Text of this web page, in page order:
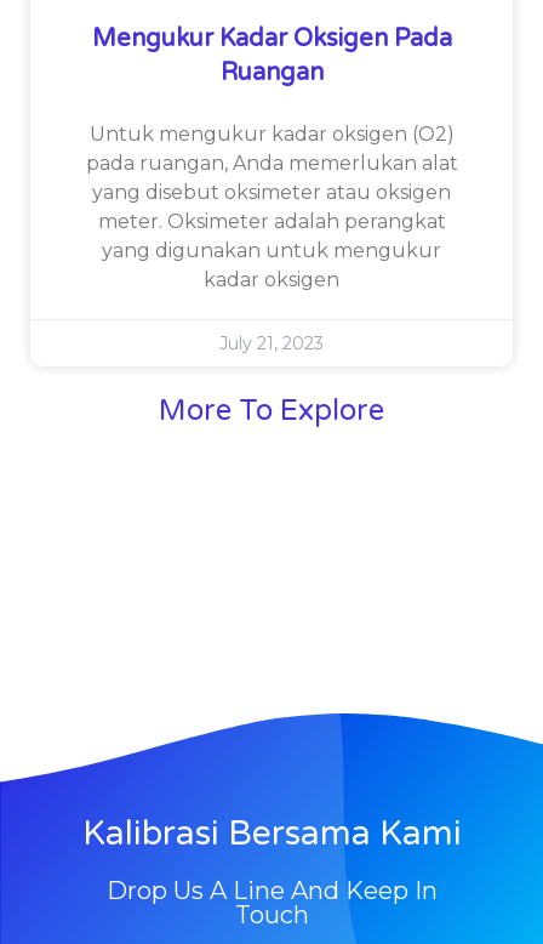
Mengukur Kadar Oksigen Pada
Ruangan
Untuk mengukur kadar oksigen (O2)
pada ruangan, Anda memerlukan alat
yang disebut oksimeter atau oksigen
meter. Oksimeter adalah perangkat
yang digunakan untuk mengukur
kadar oksigen
July 21, 2023
More To Explore
Kalibrasi Bersama Kami
Drop Us A Line And Keep In
Touch